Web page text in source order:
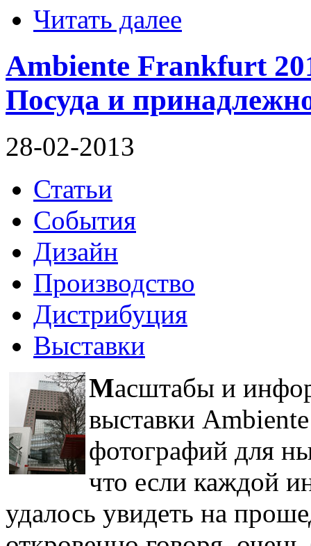
Читать далее
Ambiente Frankfurt
Посуда и
28-02-2013
Статьи
События
Дизайн
Производство
Дистрибуция
Выставки
Масштабы и
выставки
фотографий для
что если каждой
удалось увидеть на